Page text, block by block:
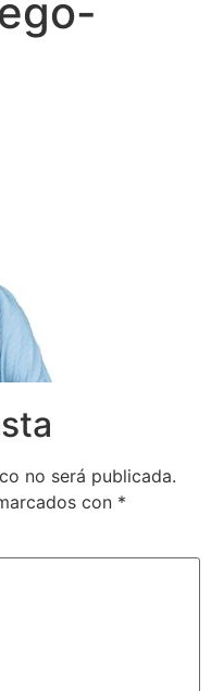
no será publicada.
con *